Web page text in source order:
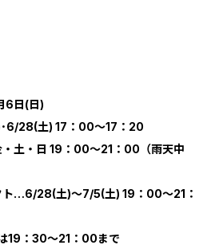
6日(日)
6/28(土) 17：00～17：20
土・日 19：00～21：00（雨天中
ト…6/28(土)～7/5(土) 19：00～21：
19：30～21：00まで